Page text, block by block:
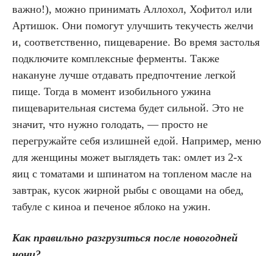
важно!), можно принимать Аллохол, Хофитол или
Артишок. Они помогут улучшить текучесть желчи
и, соответственно, пищеварение. Во время застолья
подключите комплексные ферменты. Также
накануне лучше отдавать предпочтение легкой
пище. Тогда в момент изобильного ужина
пищеварительная система будет сильной. Это не
значит, что нужно голодать, — просто не
перегружайте себя излишней едой. Например, меню
для женщины может выглядеть так: омлет из 2-х
яиц с томатами и шпинатом на топленом масле на
завтрак, кусок жирной рыбы с овощами на обед,
табуле с киноа и печеное яблоко на ужин.
Как правильно разгрузиться после новогодней